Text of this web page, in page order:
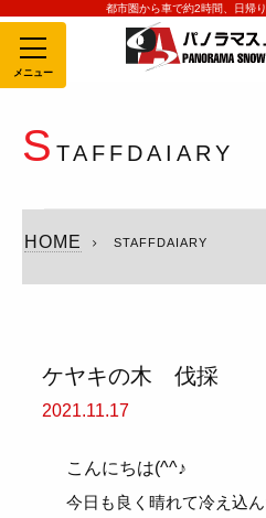
都市圏から車で約2時間、日帰
MENU
S TAFFDAIARY
HOME STAFFDAIARY
ケヤキの木 伐採
2021.11.17
こんにちは(^^♪
今日も良く晴れて冷え込ん